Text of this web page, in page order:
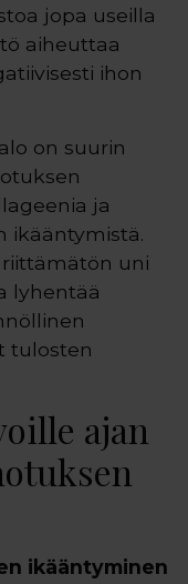
jopa useilla
aiheuttaa
ihon
on suurin
ja
ikääntymistä.
riittämätön uni
lyhentää
tulosten
ajan
ikääntyminen